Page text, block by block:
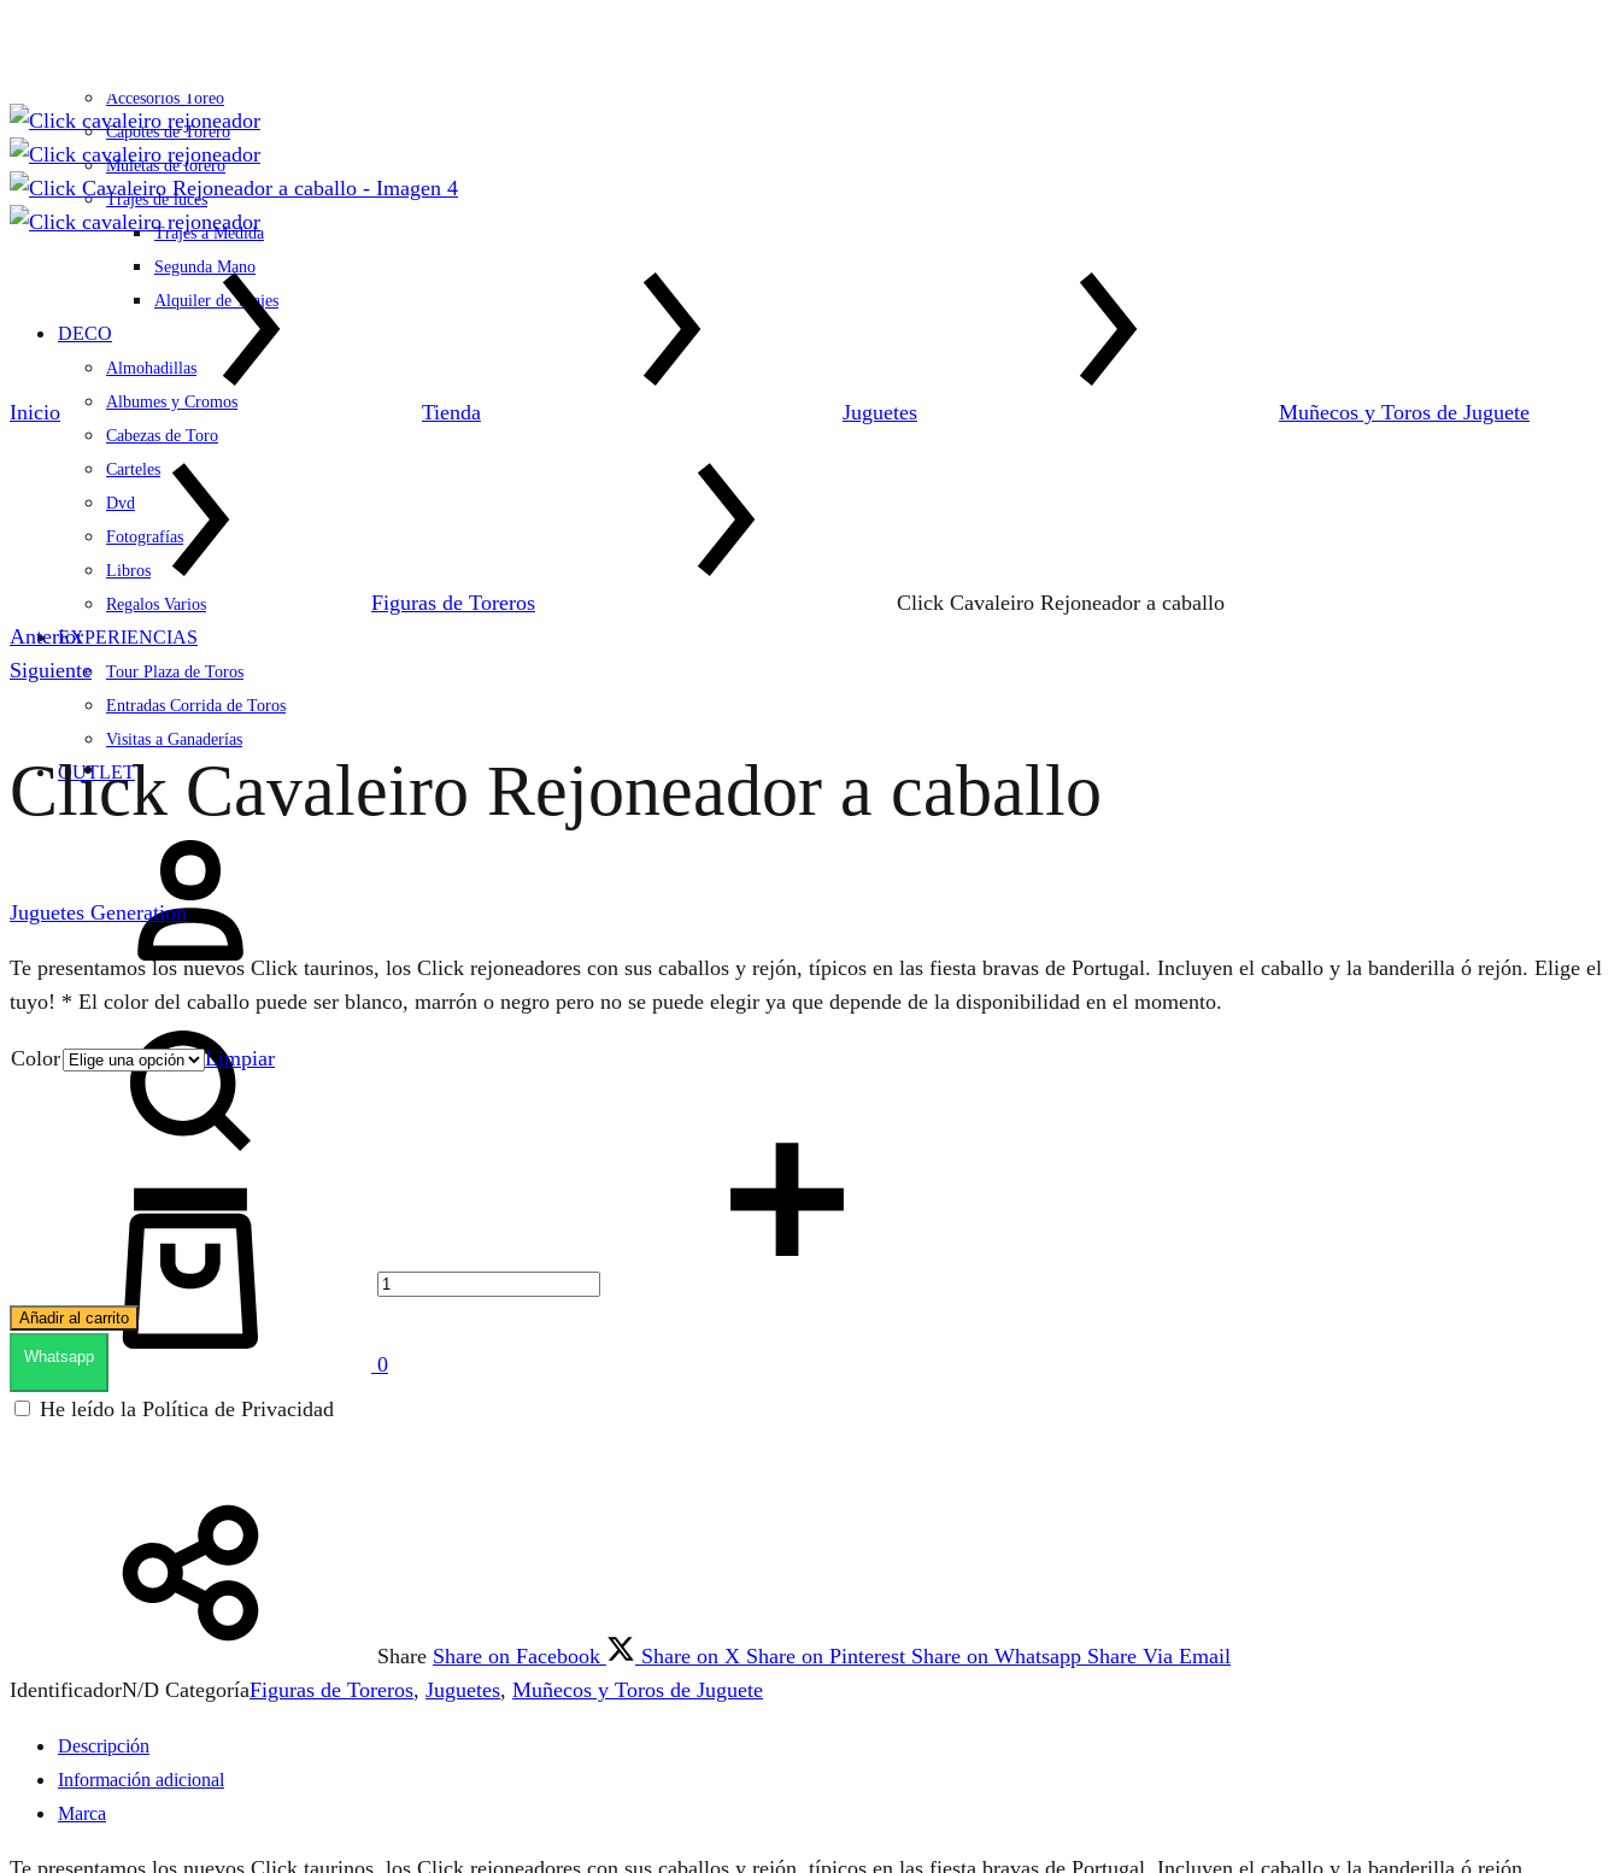
Accesorios Toreo
Capotes de Torero
Muletas de torero
Trajes de luces
Trajes a Medida
Segunda Mano
Alquiler de Trajes
DECO
Almohadillas
Albumes y Cromos
Cabezas de Toro
Carteles
Dvd
Fotografías
Libros
Regalos Varios
EXPERIENCIAS
Tour Plaza de Toros
Entradas Corrida de Toros
Visitas a Ganaderías
OUTLET
Buscar
0
Inicio Tienda Juguetes Muñecos y Toros de Juguete
Figuras de Toreros
Click Cavaleiro Rejoneador a caballo
Product
navigation
Anterior
Siguiente
Click Cavaleiro Rejoneador a caballo
Juguetes Generation
Te presentamos los nuevos Click taurinos, los Click rejoneadores con sus caballos y rejón, típicos en las fiesta bravas de Portugal. Incluyen el caballo y la banderilla ó rejón. Elige el
tuyo! * El color del caballo puede ser blanco, marrón o negro pero no se puede elegir ya que depende de la disponibilidad en el momento.
Color Limpiar
Añadir al carrito
Whatsapp
He leído la Política de Privacidad
Share Share on Facebook Share on X Share on Pinterest Share on Whatsapp Share Via Email
IdentificadorN/D CategoríaFiguras de Toreros, Juguetes, Muñecos y Toros de Juguete
Descripción
Información adicional
Marca